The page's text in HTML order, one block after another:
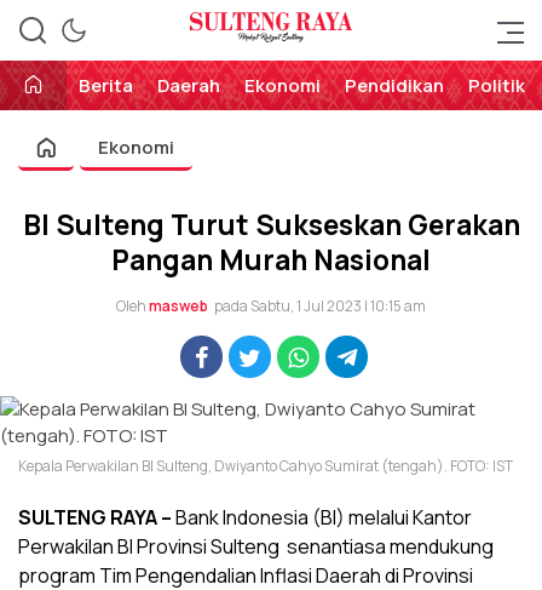
Sulteng Raya
Perekat Rakyat Sulteng
Berita
Daerah Ekonomi Pendidikan Politik
Ekonomi
BI Sulteng Turut Sukseskan Gerakan
Pangan Murah Nasional
Olehmasweb pada Sabtu, 1 Jul 2023 | 10:15 am
Kepala Perwakilan BI Sulteng, Dwiyanto Cahyo Sumirat (tengah). FOTO: IST
SULTENG RAYA –Bank Indonesia (BI) melalui Kantor
Perwakilan BI Provinsi Sulteng senantiasa mendukung
program Tim Pengendalian Inflasi Daerah di Provinsi